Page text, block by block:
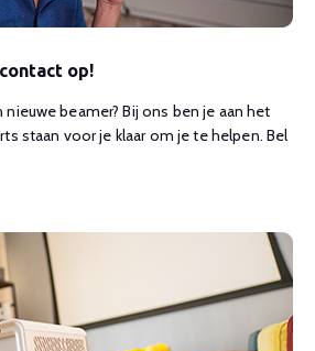
op!
beamer? Bij ons ben je aan het
staan voor je klaar om je te helpen. Bel